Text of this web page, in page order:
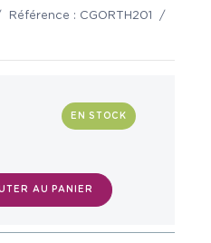
Référence : CGORTH201
/
EN STOCK
AU PANIER